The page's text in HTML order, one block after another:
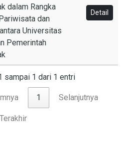
dalam Rangka
dan
Universitas
Pemerintah
Detail
sampai 1 dari 1 entri
1 Selanjutnya
Terakhir